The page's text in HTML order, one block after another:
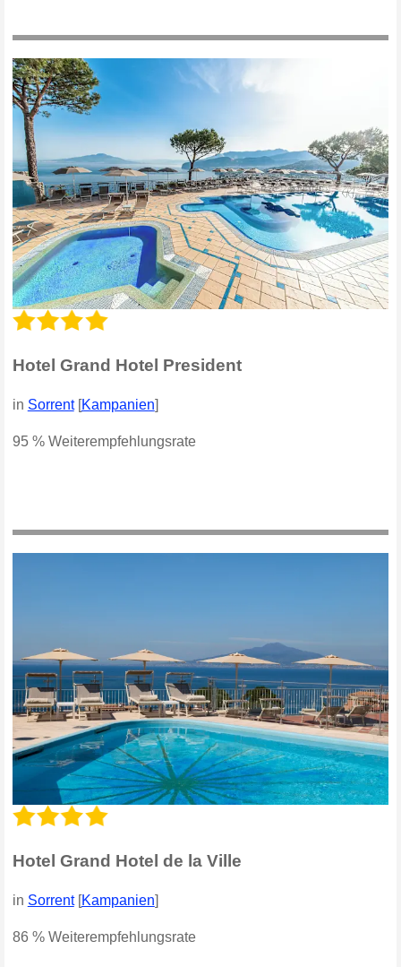
Hotel Grand Hotel President
in Sorrent[Kampanien]
95 % Weiterempfehlungsrate
Hotel Grand Hotel de la Ville
in Sorrent[Kampanien]
86 % Weiterempfehlungsrate